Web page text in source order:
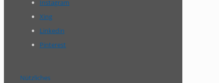
Instagram
Xing
Linkedin
Pinterest
Nützliches